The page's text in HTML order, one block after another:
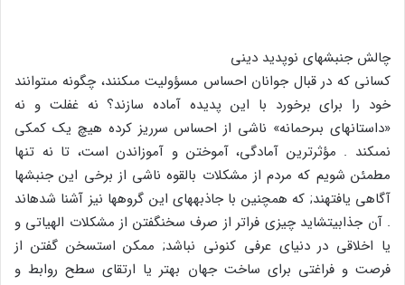
چالش جنبش‏هاى نوپدید دینى
کسانى که در قبال جوانان احساس مسؤولیت مى‏کنند، چگونه مى‏توانند
خود را براى برخورد با این پدیده آماده سازند؟ نه غفلت و نه
«داستان‏هاى بى‏رحمانه‏» ناشى از احساس سرریز کرده هیچ یک کمکى
نمى‏کند . مؤثرترین آمادگى، آموختن و آموزاندن است، تا نه تنها
مطمئن شویم که مردم از مشکلات بالقوه ناشى از برخى این جنبش‏ها
آگاهى یافته‏ند; که هم‏چنین با جاذبه‏هاى این گروه‏ها نیز آشنا شده‏اند
. آن جذابیت‏شاید چیزى فراتر از صرف سخن‏گفتن از مشکلات الهیاتى و
یا اخلاقى در دنیاى عرفى کنونى نباشد; ممکن است‏سخن گفتن از
فرصت و فراغتى براى ساخت جهان بهتر یا ارتقاى سطح روابط و